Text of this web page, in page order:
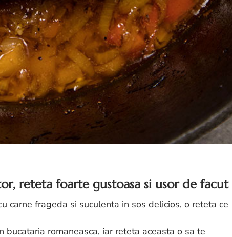
reteta foarte gustoasa si usor de facut
carne frageda si suculenta in sos delicios, o reteta ce
romaneasca, iar reteta aceasta o sa te